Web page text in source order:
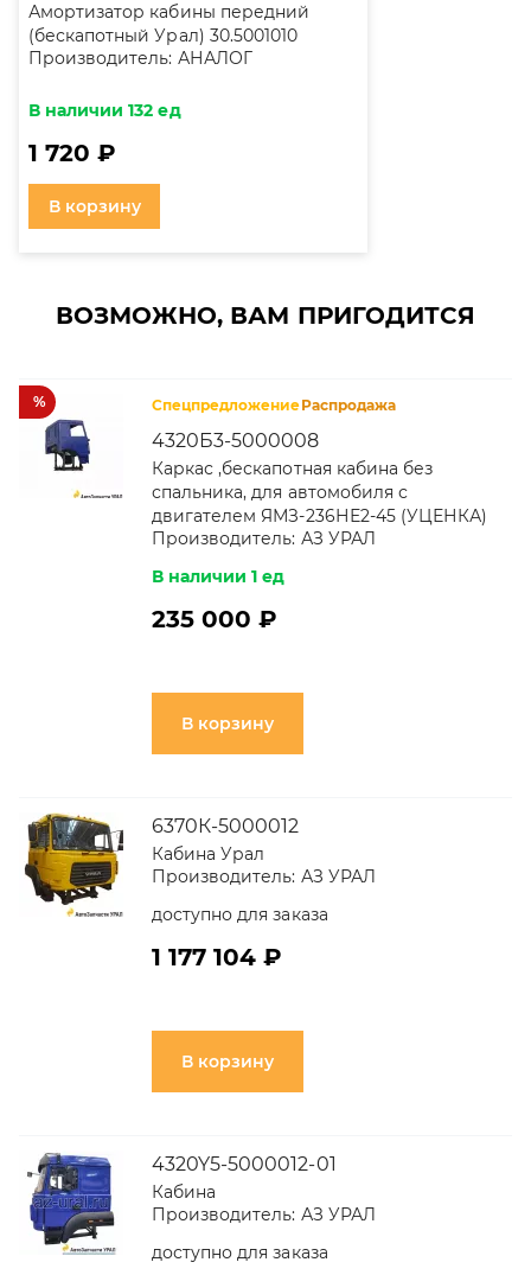
Амортизатор кабины передний
(бескапотный Урал) 30.5001010
Производитель: АНАЛОГ
В наличии 132 ед
1 720 ₽
В корзину
ВОЗМОЖНО, ВАМ ПРИГОДИТСЯ
% СпецпредложениеРаспродажа
4320Б3-5000008
Каркас ,бескапотная кабина без
спальника, для автомобиля с
двигателем ЯМЗ-236НЕ2-45 (УЦЕНКА)
Производитель: АЗ УРАЛ
В наличии 1 ед
235 000 ₽
В корзину
6370К-5000012
Кабина Урал
Производитель: АЗ УРАЛ
доступно для заказа
1 177 104 ₽
В корзину
4320Y5-5000012-01
Кабина
Производитель: АЗ УРАЛ
доступно для заказа